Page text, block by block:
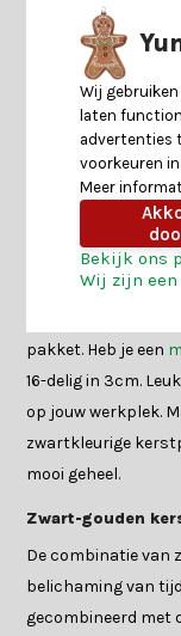
kerstslingers
kerstballen je
Glitter, mat,
Ons aanbod
materialen, kleuren
glazen- als
of glazuur. Of
van sets met
pakket. Heb je een
16-delig in 3cm.
op jouw werkplek.
zwartkleurige
mooi geheel.
Zwart-gouden
De combinatie van
belichaming van
gecombineerd met
Wij
laten
advertenties
voorkeuren
Meer
Bekijk ons
Wij zijn